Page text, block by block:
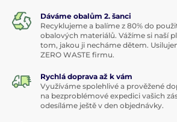
Dáváme obalům 2. šanci
Recyklujeme a balíme z 80% do
obalových materiálů. Vážíme si naší
tom, jakou ji necháme dětem.
ZERO WASTE firmu.
Rychlá doprava až k vám
Využíváme spolehlivé a prověžené
na bezproblémové expedici vašich
odesíláme ještě v den objednávky.